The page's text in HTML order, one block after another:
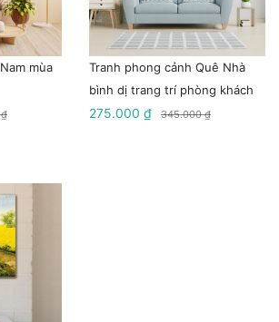
mùa
Tranh phong cảnh Quê Nhà
bình dị trang trí phòng khách
275.000 ₫ 345.000 ₫